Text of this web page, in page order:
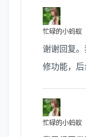
忙碌的小蚂蚁
谢谢回复
修功能，后
忙碌的小蚂蚁